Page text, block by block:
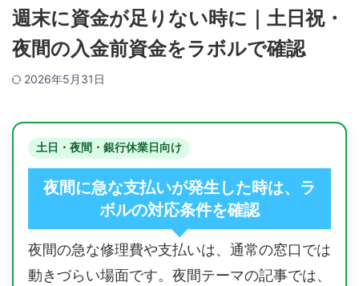
週末に資金が足りない時に｜土日祝・
夜間の入金前資金をラボルで確認
2026年5月31日
土日・夜間・銀行休業日向け
夜間に急な支払いが発生した時は、ラ
ボルの対応条件を確認
夜間の急な修理費や支払いは、通常の窓口では
動きづらい場面です。夜間テーマの記事では、